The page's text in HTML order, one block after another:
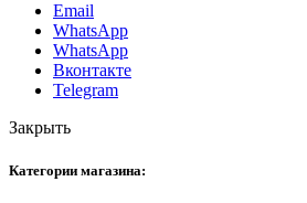
Email
WhatsApp
WhatsApp
Вконтакте
Telegram
Закрыть
Категории магазина: